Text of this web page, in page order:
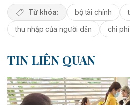
Từ khóa: bộ tài chính
thu nhập của người dân
chi
TIN LIÊN QUAN